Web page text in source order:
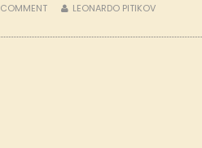
COMMENT LEONARDO PITIKOV